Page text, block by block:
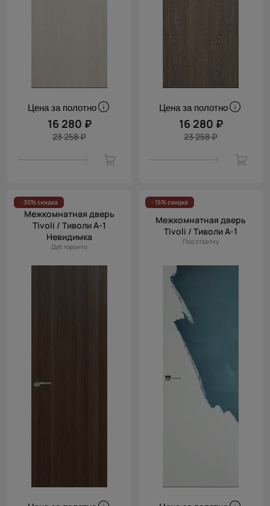
Цена за полотно
16 280 ₽
23 258 ₽
Цена за полотно
16 280 ₽
23 258 ₽
- 30% скидка
Межкомнатная дверь
Tivoli / Тиволи А-1
Невидимка
Дуб торонто
- 15% скидка
Межкомнатная дверь
Tivoli / Тиволи А-1
Под отделку